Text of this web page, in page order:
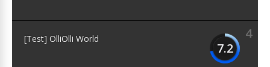
4
7.2
[Test] OlliOlli World